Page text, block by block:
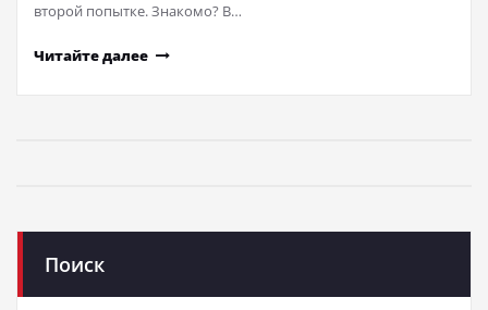
второй попытке. Знакомо? В…
Читайте далее
Поиск